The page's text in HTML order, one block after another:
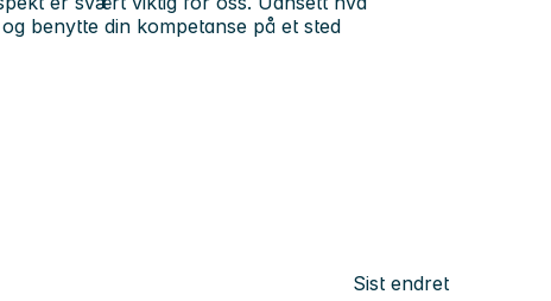
benytte din kompetanse på et sted
Sist endret